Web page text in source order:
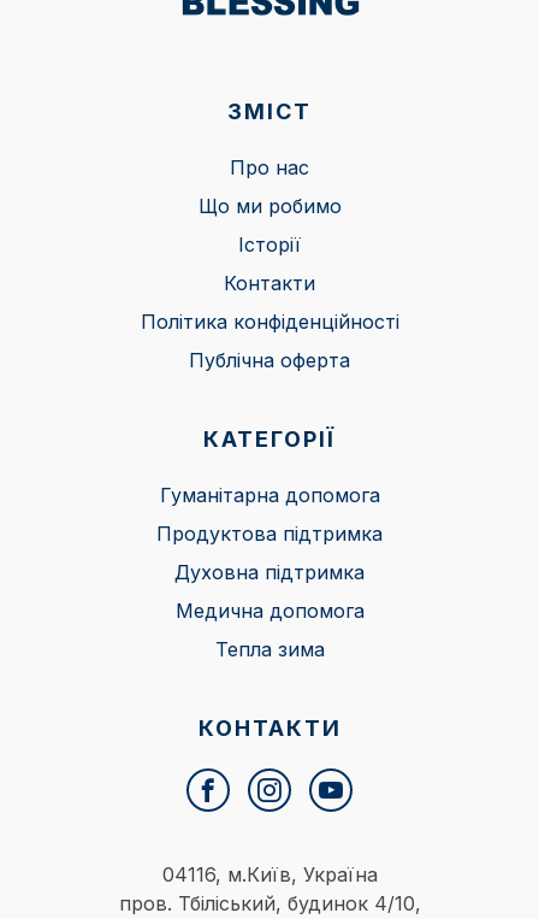
ЗМІСТ
Про нас
Що ми робимо
Історії
Контакти
Політика конфіденційності
Публічна оферта
КАТЕГОРІЇ
Гуманітарна допомога
Продуктова підтримка
Духовна підтримка
Медична допомога
Тепла зима
КОНТАКТИ
04116, м.Київ, Україна
пров. Тбіліський, будинок 4/10,